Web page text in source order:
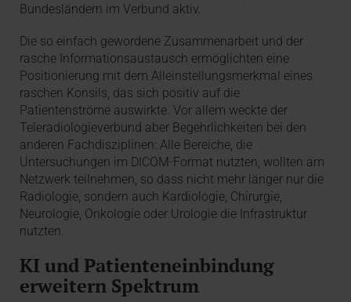
Bundesländern im Verbund aktiv.
Die so einfach gewordene Zusammenarbeit und der
rasche Informationsaustausch ermöglichten eine
Positionierung mit dem Alleinstellungsmerkmal eines
raschen Konsils, das sich positiv auf die
Patientenströme auswirkte. Vor allem weckte der
Teleradiologieverbund aber Begehrlichkeiten bei den
anderen Fachdisziplinen: Alle Bereiche, die
Untersuchungen im DICOM-Format nutzten, wollten am
Netzwerk teilnehmen, so dass nicht mehr länger nur die
Radiologie, sondern auch Kardiologie, Chirurgie,
Neurologie, Onkologie oder Urologie die Infrastruktur
nutzten.
KI und Patienteneinbindung
erweitern Spektrum